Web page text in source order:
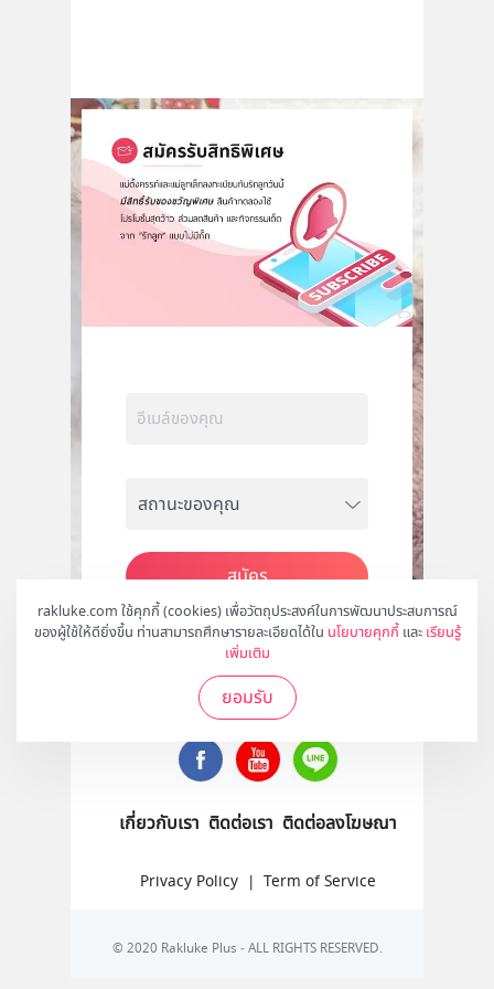
rakluke.com ใช้คุกกี้ (cookies) เพื่อวัตถุประสงค์ในการพัฒนาประสบการณ์
ของผู้ใช้ให้ดียิ่งขึ้น ท่านสามารถศึกษารายละเอียดได้ใน นโยบายคุกกี้ และ เรียนรู้
เพิ่มเติม
ยอมรับ
สมัคร
ติดตามเราได้ที่
เกี่ยวกับเรา ติดต่อเรา ติดต่อลงโฆษณา
Privacy Policy | Term of Service
© 2020 Rakluke Plus - ALL RIGHTS RESERVED.